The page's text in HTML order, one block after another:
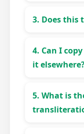
3. Does this
using
4. Can I
it
5. What is